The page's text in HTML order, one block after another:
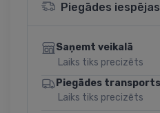
Piegādes iespējas
Saņemt veikalā
Laiks tiks precizēts
Piegādes transports
Laiks tiks precizēts